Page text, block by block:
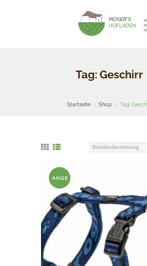
Tag: Geschirr
Startseite Shop Tag:
ANGE
BOT!